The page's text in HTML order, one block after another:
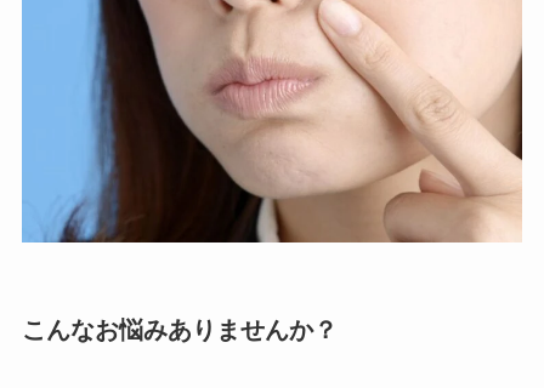
こんなお悩みありませんか？